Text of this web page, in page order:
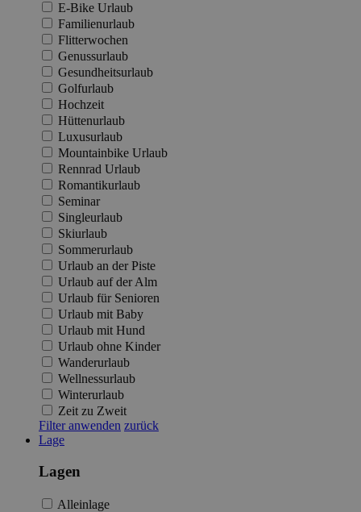
E-Bike Urlaub
Familienurlaub
Flitterwochen
Genussurlaub
Gesundheitsurlaub
Golfurlaub
Hochzeit
Hüttenurlaub
Luxusurlaub
Mountainbike Urlaub
Rennrad Urlaub
Romantikurlaub
Seminar
Singleurlaub
Skiurlaub
Sommerurlaub
Urlaub an der Piste
Urlaub auf der Alm
Urlaub für Senioren
Urlaub mit Baby
Urlaub mit Hund
Urlaub ohne Kinder
Wanderurlaub
Wellnessurlaub
Winterurlaub
Zeit zu Zweit
Filter anwenden zurück
Lage
Lagen
Alleinlage